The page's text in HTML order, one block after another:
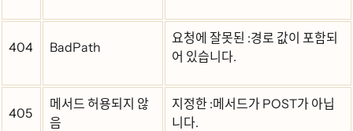
404 BadPath
요청에 잘못된 :경로 값이 포함되
어 있습니다.
405
메서드 허용되지 않
음
지정한 :메서드가 POST가 아닙
니다.